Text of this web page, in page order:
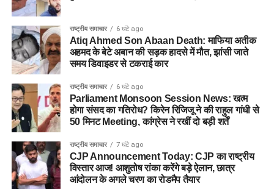
राष्ट्रीय समाचार 6 घंटे ago
Atiq Ahmed Son Abaan Death: माफिया अतीक
अहमद के बेटे अबान की सड़क हादसे में मौत, झांसी जाते
समय डिवाइडर से टकराई कार
राष्ट्रीय समाचार 6 घंटे ago
Parliament Monsoon Session News: खत्म
होगा संसद का गतिरोध? किरेन रिजिजू ने की राहुल गांधी से
50 मिनट Meeting, कांग्रेस ने रखीं दो बड़ी शर्तें
राष्ट्रीय समाचार 7 घंटे ago
CJP Announcement Today: CJP का राष्ट्रीय
विस्तार आज! आशुतोष रांका करेंगे बड़े ऐलान, छात्र
आंदोलन के अगले चरण का रोडमैप तैयार